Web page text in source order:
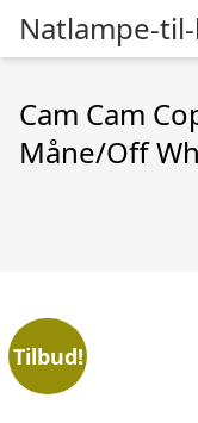
Natlampe-
Cam Cam
Måne/Off
Tilbud!